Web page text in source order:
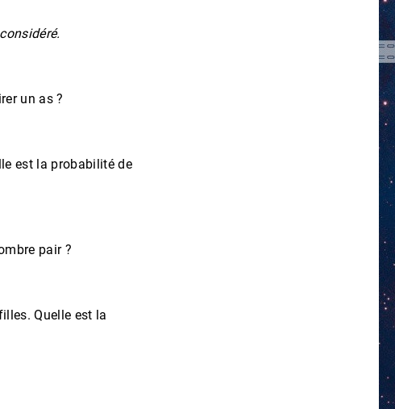
un as ?
est la probabilité de
pair ?
Quelle est la